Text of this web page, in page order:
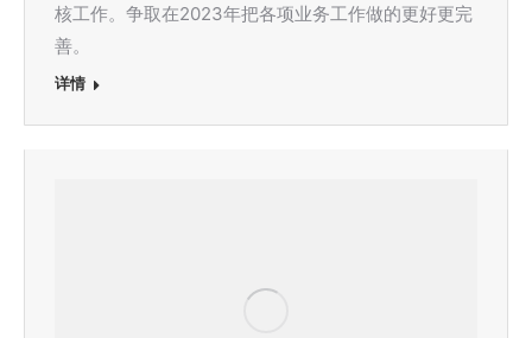
核工作。争取在2023年把各项业务工作做的更好更完
善。
详情